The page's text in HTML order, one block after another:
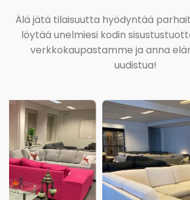
Älä jätä tilaisuutta hyödyntää
löytää unelmiesi kodin
verkkokaupastamme ja anna
uudistua!